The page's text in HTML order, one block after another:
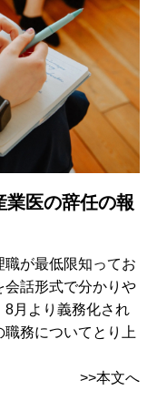
業医の辞任の報
職が最低限知ってお
会話形式で分かりや
8月より義務化され
務についてとり上
>>本文へ